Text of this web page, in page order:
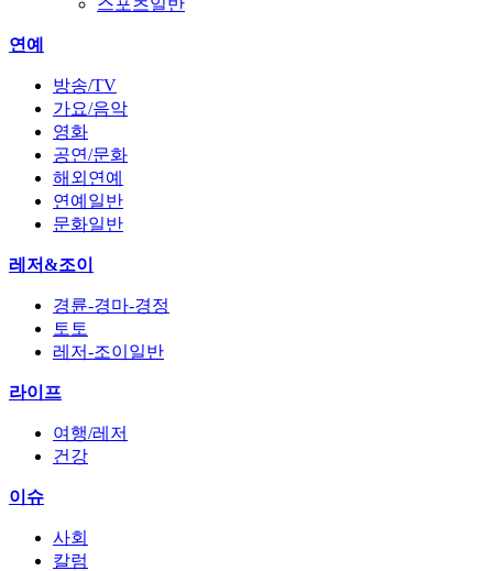
연예
방송/TV
가요/음악
영화
공연/문화
해외연예
연예일반
문화일반
레저&조이
경륜-경마-경정
토토
레저-조이일반
라이프
여행/레저
건강
이슈
사회
칼럼